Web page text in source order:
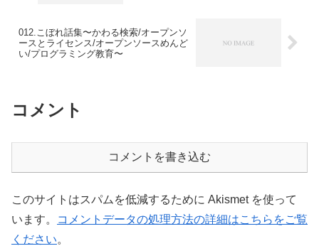
012.こぼれ話集〜かわる検索/オープンソ
ースとライセンス/オープンソースめんど
い/プログラミング教育〜
コメント
コメントを書き込む
このサイトはスパムを低減するために Akismet を使って
います。
コメントデータの処理方法の詳細はこちらをご覧
ください。